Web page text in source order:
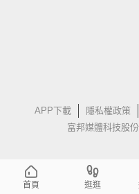
APP下載 隱私權政策
富邦媒體科技股
首頁 逛逛